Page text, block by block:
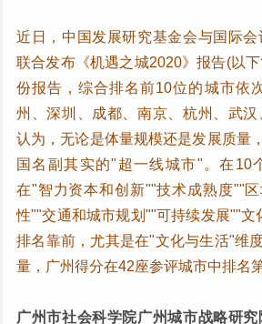
近日，中国发展研究基金会与国际
联合发布《机遇之城2020》报告(以
份报告，综合排名前10位的城市依
州、深圳、成都、南京、杭州、武
认为，无论是体量规模还是发展质量
国名副其实的"超一线城市"。在10
在"智力资本和创新""技术成熟度""
性""交通和城市规划""可持续发展""文
排名靠前，尤其是在"文化与生活"维
量，广州得分在42座参评城市中排名第
广州市社会科学院广州城市战略研究